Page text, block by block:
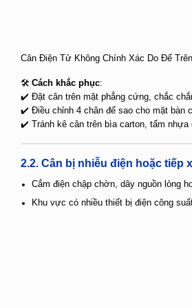
Cân Điện Tử Không Chính Xác Do Để
🛠 Cách khắc phục:
✔️ Đặt cân trên mặt phẳng cứng, chắc
✔️ Điều chỉnh 4 chân đế sao cho mặt bàn
✔️ Tránh kê cân trên bìa carton, tấm nhựa
2.2. Cân bị nhiễu điện hoặc tiếp
Cắm điện chập chờn, dây nguồn lỏng
Khu vực có nhiều thiết bị điện công